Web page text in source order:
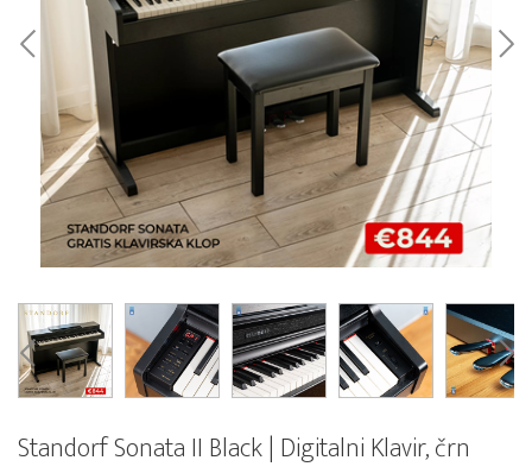
Standorf Sonata II Black | Digitalni Klavir, črn